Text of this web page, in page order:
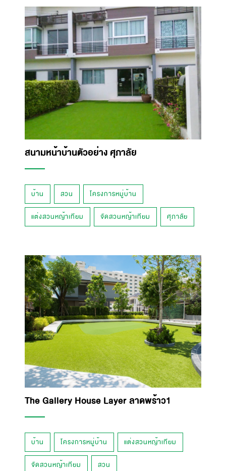
สนามหน้าบ้านตัวอย่าง ศุภาลัย
บ้าน สวน โครงการหมู่บ้าน
แต่งสวนหญ้าเทียม จัดสวนหญ้าเทียม ศุภาลัย
The Gallery House Layer ลาดพร้าว1
บ้าน โครงการหมู่บ้าน แต่งสวนหญ้าเทียม
จัดสวนหญ้าเทียม สวน